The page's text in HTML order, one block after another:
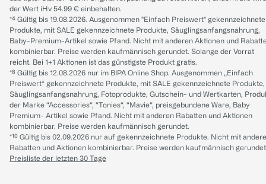
der Wert iHv 54.99 € einbehalten.
*⁴ Gültig bis 19.08.2026. Ausgenommen "Einfach Preiswert" gekennzeichnete
Produkte, mit SALE gekennzeichnete Produkte, Säuglingsanfangsnahrung,
Baby-Premium-Artikel sowie Pfand. Nicht mit anderen Aktionen und
kombinierbar. Preise werden kaufmännisch gerundet. Solange der Vorrat
reicht. Bei 1+1 Aktionen ist das günstigste Produkt gratis.
*⁸ Gültig bis 12.08.2026 nur im BIPA Online Shop. Ausgenommen „Einfach
Preiswert“ gekennzeichnete Produkte, mit SALE gekennzeichnete Produkte,
Säuglingsanfangsnahrung, Fotoprodukte, Gutschein- und Wertkarten,
der Marke “Accessories“, “Tonies“, “Mavie“, preisgebundene Ware, Baby
Premium- Artikel sowie Pfand. Nicht mit anderen Rabatten und Aktionen
kombinierbar. Preise werden kaufmännisch gerundet.
*¹⁰ Gültig bis 02.09.2026 nur auf gekennzeichnete Produkte. Nicht mit
Rabatten und Aktionen kombinierbar. Preise werden kaufmännisch
Preisliste der letzten 30 Tage